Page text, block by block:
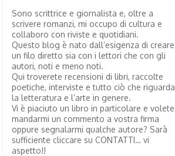
Sono scrittrice e giornalista e, oltre a
scrivere romanzi, mi occupo di cultura e
collaboro con riviste e quotidiani.
Questo blog è nato dall’esigenza di creare
un filo diretto sia con i lettori che con gli
autori, noti e meno noti.
Qui troverete recensioni di libri, raccolte
poetiche, interviste e tutto ciò che riguarda
la letteratura e l’arte in genere.
Vi è piaciuto un libro in particolare e volete
mandarmi un commento a vostra firma
oppure segnalarmi qualche autore? Sarà
sufficiente cliccare su CONTATTI… vi
aspetto!!